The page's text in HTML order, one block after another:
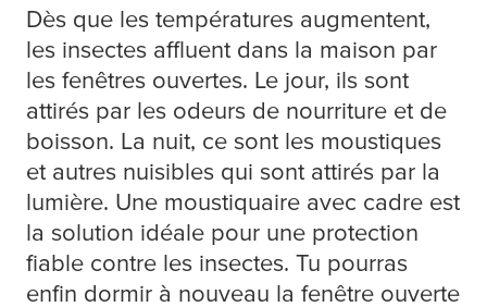
Dès que les températures augmentent,
les insectes affluent dans la maison par
les fenêtres ouvertes. Le jour, ils sont
attirés par les odeurs de nourriture et de
boisson. La nuit, ce sont les moustiques
et autres nuisibles qui sont attirés par la
lumière. Une moustiquaire avec cadre est
la solution idéale pour une protection
fiable contre les insectes. Tu pourras
enfin dormir à nouveau la fenêtre ouverte